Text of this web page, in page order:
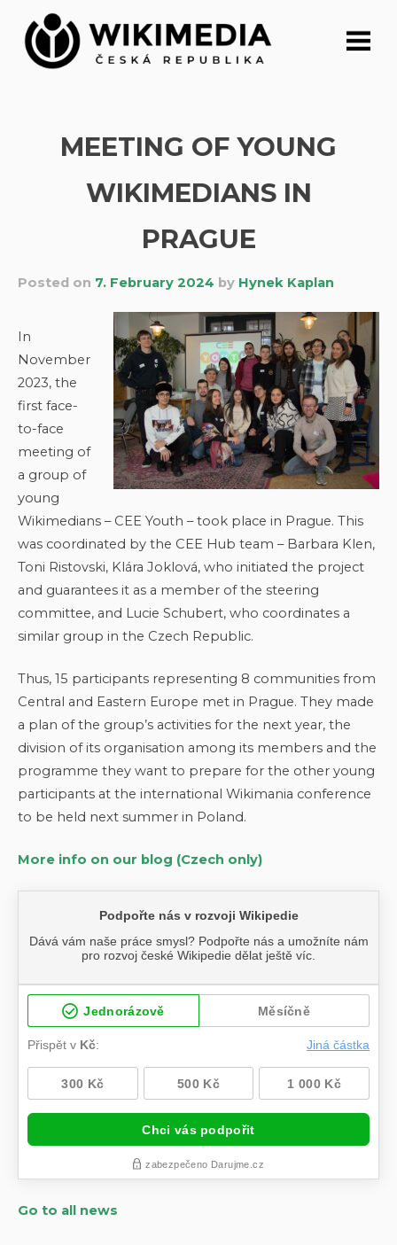
content
MEETING OF YOUNG
WIKIMEDIANS IN
PRAGUE
Posted on 7. February 2024 by Hynek Kaplan
In
November
2023, the
first face-
to-face
meeting of
a group of
young
Wikimedians – CEE Youth – took place in Prague. This
was coordinated by the CEE Hub team – Barbara Klen,
Toni Ristovski, Klára Joklová, who initiated the project
and guarantees it as a member of the steering
committee, and Lucie Schubert, who coordinates a
similar group in the Czech Republic.
Thus, 15 participants representing 8 communities from
Central and Eastern Europe met in Prague. They made
a plan of the group’s activities for the next year, the
division of its organisation among its members and the
programme they want to prepare for the other young
participants at the international Wikimania conference
to be held next summer in Poland.
More info on our blog (Czech only)
Go to all news